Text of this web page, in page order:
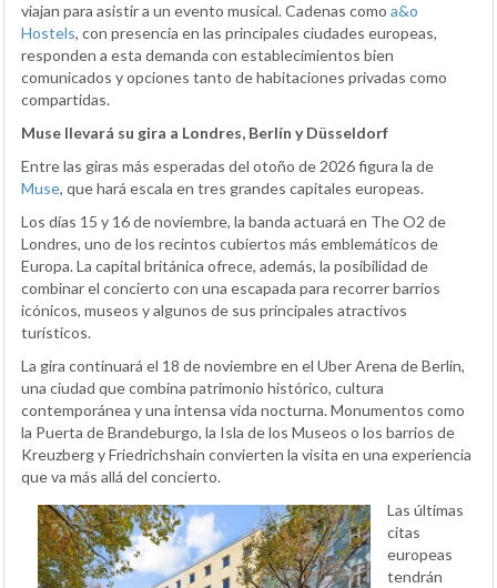
viajan para asistir a un evento musical. Cadenas como a&o
Hostels, con presencia en las principales ciudades europeas,
responden a esta demanda con establecimientos bien
comunicados y opciones tanto de habitaciones privadas como
compartidas.
Muse llevará su gira a Londres, Berlín y Düsseldorf
Entre las giras más esperadas del otoño de 2026 figura la de
Muse, que hará escala en tres grandes capitales europeas.
Los días 15 y 16 de noviembre, la banda actuará en The O2 de
Londres, uno de los recintos cubiertos más emblemáticos de
Europa. La capital británica ofrece, además, la posibilidad de
combinar el concierto con una escapada para recorrer barrios
icónicos, museos y algunos de sus principales atractivos
turísticos.
La gira continuará el 18 de noviembre en el Uber Arena de Berlín,
una ciudad que combina patrimonio histórico, cultura
contemporánea y una intensa vida nocturna. Monumentos como
la Puerta de Brandeburgo, la Isla de los Museos o los barrios de
Kreuzberg y Friedrichshain convierten la visita en una experiencia
que va más allá del concierto.
Las últimas
citas
europeas
tendrán